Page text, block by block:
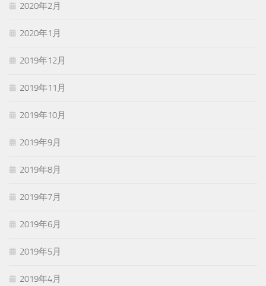
2020年2月
2020年1月
2019年12月
2019年11月
2019年10月
2019年9月
2019年8月
2019年7月
2019年6月
2019年5月
2019年4月